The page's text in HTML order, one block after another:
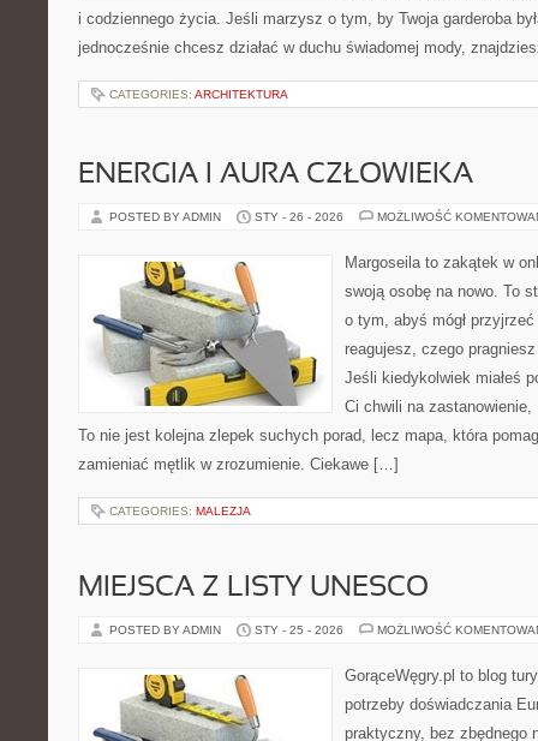
i codziennego życia. Jeśli marzysz o tym, by Twoja garderoba
jednocześnie chcesz działać w duchu świadomej mody,
CATEGORIES: ARCHITEKTURA
ENERGIA I AURA CZŁOWIEKA
POSTED BY ADMIN STY - 26 - 2026 MOŻLIWOŚĆ
Margoseila to zakątek w
swoją osobę na nowo. To
o tym, abyś mógł
reagujesz, czego
Jeśli kiedykolwiek miałeś
Ci chwili na
To nie jest kolejna zlepek suchych porad, lecz mapa, która
zamieniać mętlik w zrozumienie. Ciekawe […]
CATEGORIES: MALEZJA
MIEJSCA Z LISTY UNESCO
POSTED BY ADMIN STY - 25 - 2026 MOŻLIWOŚĆ
GorąceWęgry.pl to blog
potrzeby doświadczania
praktyczny, bez zbędnego